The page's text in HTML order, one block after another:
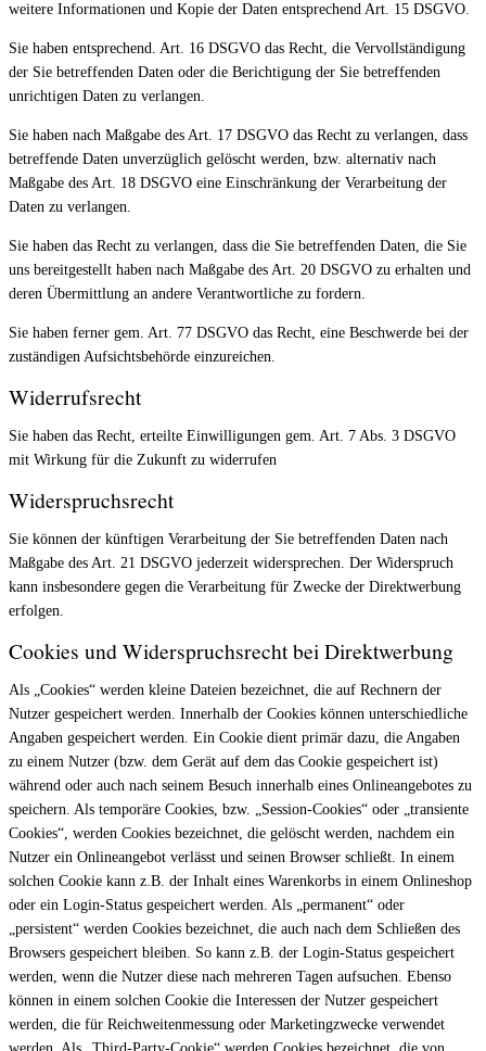
weitere Informationen und Kopie der Daten entsprechend Art. 15 DSGVO.
Sie haben entsprechend. Art. 16 DSGVO das Recht, die Vervollständigung
der Sie betreffenden Daten oder die Berichtigung der Sie betreffenden
unrichtigen Daten zu verlangen.
Sie haben nach Maßgabe des Art. 17 DSGVO das Recht zu verlangen, dass
betreffende Daten unverzüglich gelöscht werden, bzw. alternativ nach
Maßgabe des Art. 18 DSGVO eine Einschränkung der Verarbeitung der
Daten zu verlangen.
Sie haben das Recht zu verlangen, dass die Sie betreffenden Daten, die Sie
uns bereitgestellt haben nach Maßgabe des Art. 20 DSGVO zu erhalten und
deren Übermittlung an andere Verantwortliche zu fordern.
Sie haben ferner gem. Art. 77 DSGVO das Recht, eine Beschwerde bei der
zuständigen Aufsichtsbehörde einzureichen.
Widerrufsrecht
Sie haben das Recht, erteilte Einwilligungen gem. Art. 7 Abs. 3 DSGVO
mit Wirkung für die Zukunft zu widerrufen
Widerspruchsrecht
Sie können der künftigen Verarbeitung der Sie betreffenden Daten nach
Maßgabe des Art. 21 DSGVO jederzeit widersprechen. Der Widerspruch
kann insbesondere gegen die Verarbeitung für Zwecke der Direktwerbung
erfolgen.
Cookies und Widerspruchsrecht bei Direktwerbung
Als „Cookies“ werden kleine Dateien bezeichnet, die auf Rechnern der
Nutzer gespeichert werden. Innerhalb der Cookies können unterschiedliche
Angaben gespeichert werden. Ein Cookie dient primär dazu, die Angaben
zu einem Nutzer (bzw. dem Gerät auf dem das Cookie gespeichert ist)
während oder auch nach seinem Besuch innerhalb eines Onlineangebotes zu
speichern. Als temporäre Cookies, bzw. „Session-Cookies“ oder „transiente
Cookies“, werden Cookies bezeichnet, die gelöscht werden, nachdem ein
Nutzer ein Onlineangebot verlässt und seinen Browser schließt. In einem
solchen Cookie kann z.B. der Inhalt eines Warenkorbs in einem Onlineshop
oder ein Login-Status gespeichert werden. Als „permanent“ oder
„persistent“ werden Cookies bezeichnet, die auch nach dem Schließen des
Browsers gespeichert bleiben. So kann z.B. der Login-Status gespeichert
werden, wenn die Nutzer diese nach mehreren Tagen aufsuchen. Ebenso
können in einem solchen Cookie die Interessen der Nutzer gespeichert
werden, die für Reichweitenmessung oder Marketingzwecke verwendet